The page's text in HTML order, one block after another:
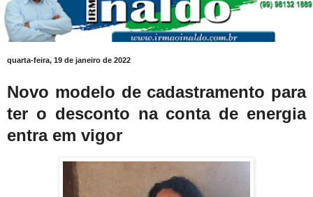
quarta-feira, 19 de janeiro de 2022
Novo modelo de cadastramento para
ter o desconto na conta de energia
entra em vigor